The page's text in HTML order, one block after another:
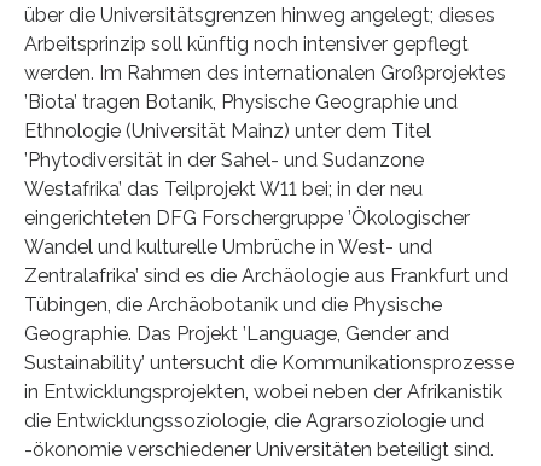
über die Universitätsgrenzen hinweg angelegt; dieses
Arbeitsprinzip soll künftig noch intensiver gepflegt
werden. Im Rahmen des internationalen Großprojektes
’Biota’ tragen Botanik, Physische Geographie und
Ethnologie (Universität Mainz) unter dem Titel
’Phytodiversität in der Sahel- und Sudanzone
Westafrika’ das Teilprojekt W11 bei; in der neu
eingerichteten DFG Forschergruppe ’Ökologischer
Wandel und kulturelle Umbrüche in West- und
Zentralafrika’ sind es die Archäologie aus Frankfurt und
Tübingen, die Archäobotanik und die Physische
Geographie. Das Projekt ’Language, Gender and
Sustainability’ untersucht die Kommunikationsprozesse
in Entwicklungsprojekten, wobei neben der Afrikanistik
die Entwicklungssoziologie, die Agrarsoziologie und
-ökonomie verschiedener Universitäten beteiligt sind.